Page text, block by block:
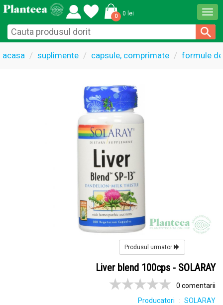
0 0 lei
acasa suplimente capsule, comprimate formule
Produsul urmator
Liver blend 100cps - SOLARAY
0 comentarii
Producatori
SOLARAY